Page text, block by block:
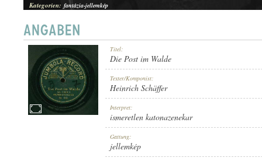
JELLEMKÉP
1908 KÖRÜL
Kategorien: fantázia-jellemkép
Titel:
Die Post im Walde
Texter/Komponist:
Heinrich Schäffer
Interpret:
ismeretlen katonazenekar
Gattung:
jellemkép